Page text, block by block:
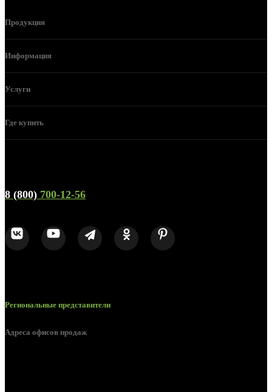
Продукция
Информация
Услуги
Где купить
8 (800) 700-12-56
Региональные представители
Адреса офисов продаж